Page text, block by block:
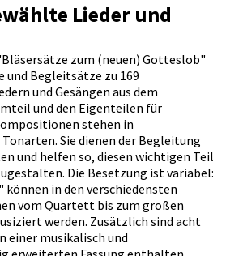
Lieder und
zum (neuen) Gotteslob"
Begleitsätze zu 169
und Gesängen aus dem
und den Eigenteilen für
stehen in
Sie dienen der Begleitung
und helfen so, diesen wichtigen Teil
Die Besetzung ist variabel:
in den verschiedensten
vom Quartett bis zum großen
werden. Zusätzlich sind acht
einer musikalisch und